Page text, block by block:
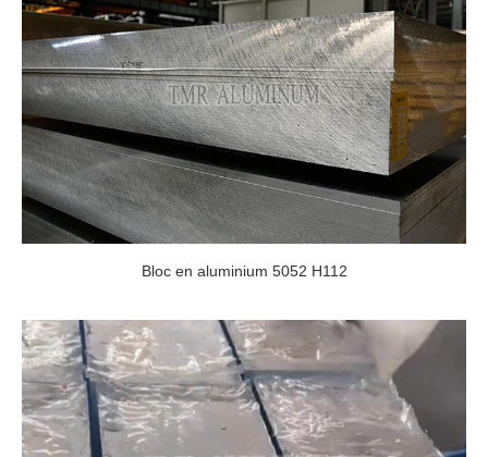
Bloc en aluminium 5052 H112